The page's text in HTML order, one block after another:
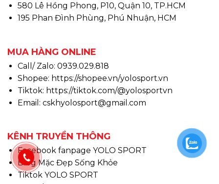
580 Lê Hồng Phong, P10, Quận 10, TP.HCM
195 Phan Đình Phùng, Phú Nhuận, HCM
MUA HÀNG ONLINE
Call/ Zalo: 0939.029.818
Shopee: https://shopee.vn/yolosport.vn
Tiktok: https://tiktok.com/@yolosportvn
Email: cskhyolosport@gmail.com
KÊNH TRUYỀN THÔNG
Facebook fanpage YOLO SPORT
Blog Mặc Đẹp Sống Khỏe
Tiktok YOLO SPORT